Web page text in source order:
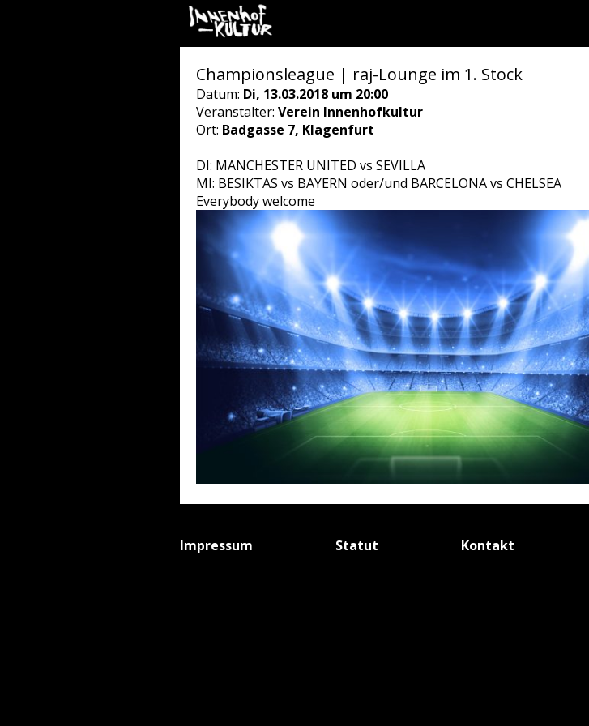
Championsleague | raj-Lounge im 1. Stock
Datum: Di, 13.03.2018 um 20:00
Veranstalter: Verein Innenhofkultur
Ort: Badgasse 7, Klagenfurt
DI: MANCHESTER UNITED vs SEVILLA
MI: BESIKTAS vs BAYERN oder/und BARCELONA vs CHELSEA
Everybody welcome
Impressum Statut Kontakt